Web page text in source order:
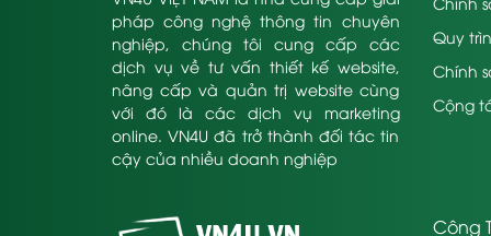
khách hàng
Với định hướng phát triển dài hạn, tạo ra
cứu để đưa ra được những giải pháp tốt
website thẩm mỹ – spa của chúng tôi.
pháp công nghệ thông tin chuyên
nghiệp, chúng tôi cung cấp các
dịch vụ về tư vấn thiết kế website,
nâng cấp và quản trị website cùng
với đó là các dịch vụ marketing
online. VN4U đã trở thành đối tác tin
cậy của nhiều doanh nghiệp
Quy
Chính
Cộng
Công